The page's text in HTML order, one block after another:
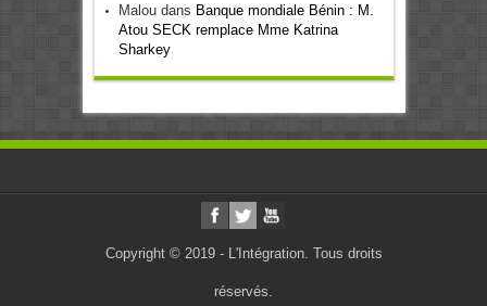
Maloudans Banque mondiale Bénin : M.
Atou SECK remplace Mme Katrina
Sharkey
Copyright © 2019 - L'Intégration. Tous droits
réservés.